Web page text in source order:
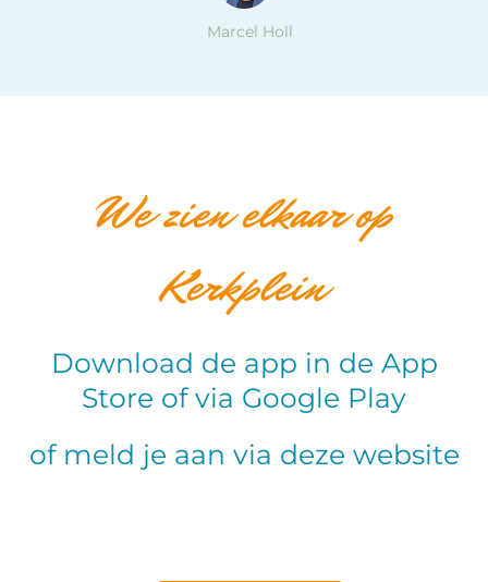
Marcel Holl
We zien elkaar op
Kerkplein
Download de app in de App
Store of via Google Play
of meld je aan via deze website